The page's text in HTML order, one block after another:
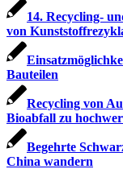
14. Recycling-
von
Bauteilen
Recycling von
Bioabfall zu
Begehrte
China wandern